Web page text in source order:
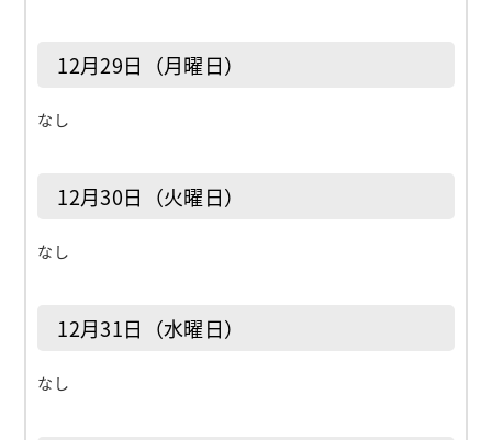
12月29日（月曜日）
なし
12月30日（火曜日）
なし
12月31日（水曜日）
なし